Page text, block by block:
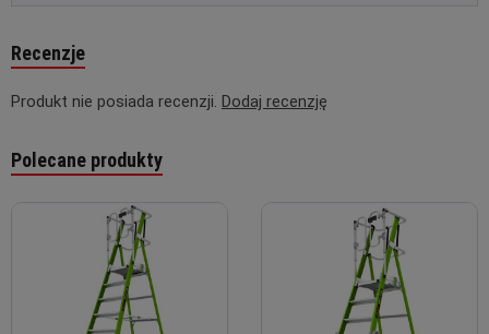
Recenzje
Produkt nie posiada recenzji. Dodaj recenzję
Polecane produkty